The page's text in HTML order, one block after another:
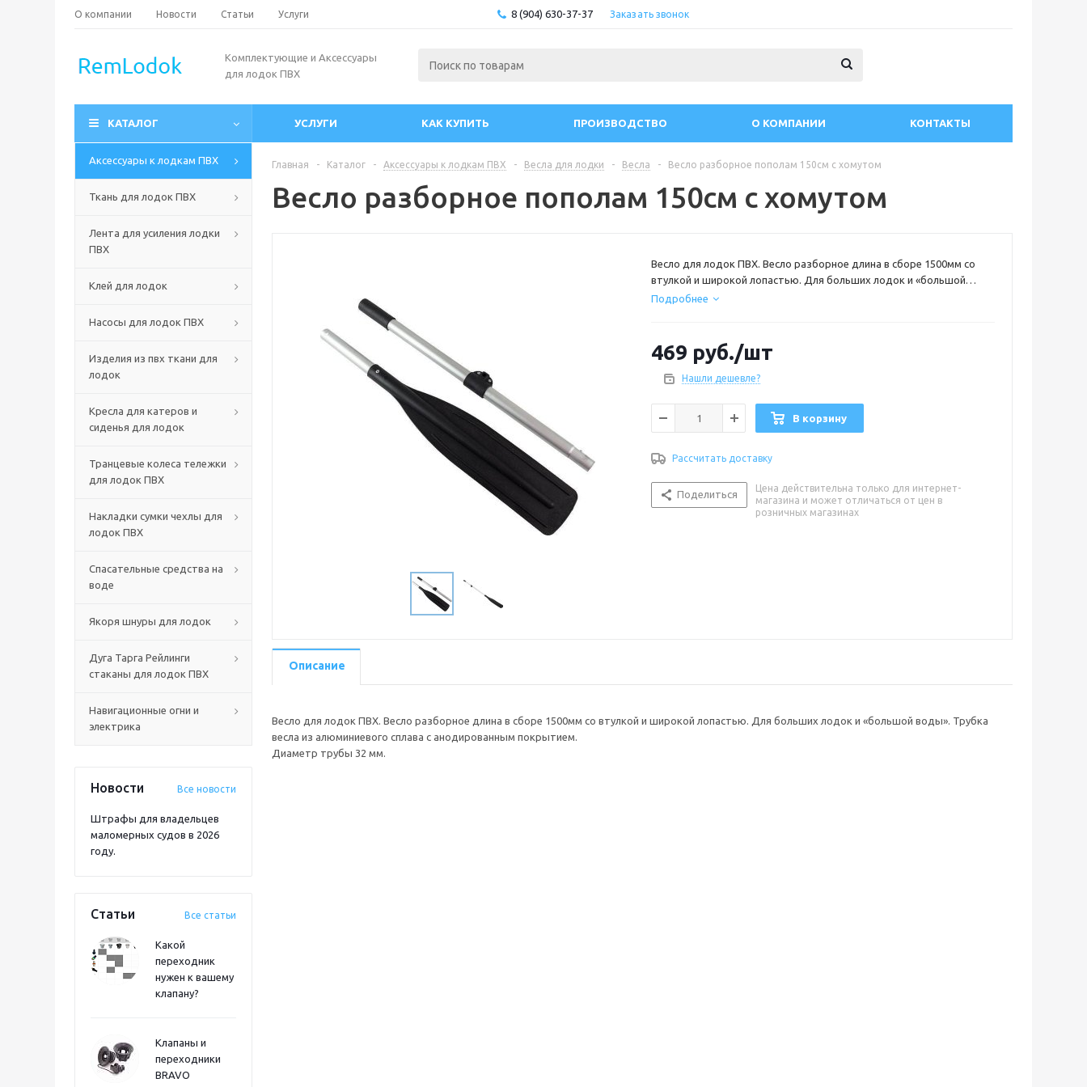
О компании Новости Статьи Услуги 8 (904) 630-37-37 Заказать звонок
Комплектующие и Аксессуары
для лодок ПВХ
КАТАЛОГ УСЛУГИ КАК КУПИТЬ ПРОИЗВОДСТВО О КОМПАНИИ КОНТАКТЫ
Аксессуары к лодкам ПВХ
Ткань для лодок ПВХ
Лента для усиления лодки
ПВХ
Клей для лодок
Насосы для лодок ПВХ
Изделия из пвх ткани для
лодок
Кресла для катеров и
сиденья для лодок
Транцевые колеса тележки
для лодок ПВХ
Накладки сумки чехлы для
лодок ПВХ
Спасательные средства на
воде
Якоря шнуры для лодок
Дуга Тарга Рейлинги
стаканы для лодок ПВХ
Навигационные огни и
электрика
Новости Все новости
Штрафы для владельцев
маломерных судов в 2026
году.
Статьи Все статьи
Какой
переходник
нужен к вашему
клапану?
Клапаны и
переходники
BRAVO
Главная - Каталог - Аксессуары к лодкам ПВХ - Весла для лодки - Весла - Весло разборное пополам 150см с хомутом
Весло разборное пополам 150см с хомутом
Весло для лодок ПВХ. Весло разборное длина в сборе 1500мм со
втулкой и широкой лопастью. Для больших лодок и «большой
воды». Трубка весла из алюминиевого сплава с анодированным
Подробнее
469 руб./шт
Нашли дешевле?
В корзину
Рассчитать доставку
Поделиться
Цена действительна только для интернет-
магазина и может отличаться от цен в
розничных магазинах
Описание
Весло для лодок ПВХ. Весло разборное длина в сборе 1500мм со втулкой и широкой лопастью. Для больших лодок и «большой воды». Трубка
весла из алюминиевого сплава с анодированным покрытием.
Диаметр трубы 32 мм.